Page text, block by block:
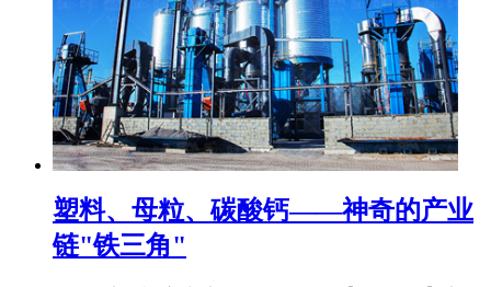
塑料、母粒、碳酸钙——神奇的产业
链"铁三角"